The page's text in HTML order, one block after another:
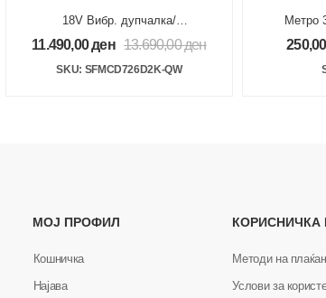
18V Вибр. дупчалка/
одвртувач 2x2Ah V20
Brushless
11.490,00ден 13.690,00ден
SKU: SFMCD726D2K-QW
Метро
МОЈ ПРОФИЛ
Кошничка
Најава
Методи на
Услови за